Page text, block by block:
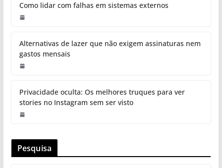
Como lidar com falhas em sistemas externos
Alternativas de lazer que não exigem assinaturas nem
gastos mensais
Privacidade oculta: Os melhores truques para ver
stories no Instagram sem ser visto
Pesquisa